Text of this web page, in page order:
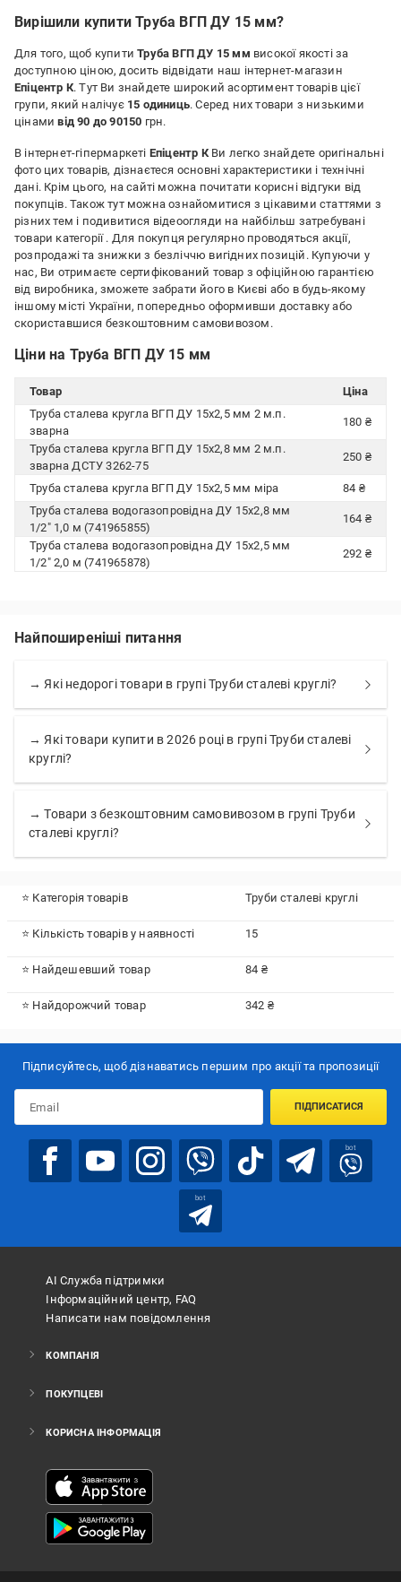
Вирішили купити Труба ВГП ДУ 15 мм?
Для того, щоб купитиТруба ВГП ДУ 15 мм високої якості за
доступною ціною, досить відвідати наш інтернет-магазин
Епіцентр К. Тут Ви знайдете широкий асортимент товарів цієї
групи, який налічує 15 одиниць. Серед них товари з низькими
цінамивід 90 до 90150 грн.
В інтернет-гіпермаркеті Епіцентр КВи легко знайдете оригінальні
фото цих товарів, дізнаєтеся основні характеристики і технічні
дані. Крім цього, на сайті можна почитати корисні відгуки від
покупців. Також тут можна ознайомитися з цікавими статтями з
різних тем і подивитися відеоогляди на найбільш затребувані
товари категорії . Для покупця регулярно проводяться акції,
розпродажі та знижки з безліччю вигідних позицій. Купуючи у
нас, Ви отримаєте сертифікований товар з офіційною гарантією
від виробника, зможете забрати його в Києві або в будь-якому
іншому місті України, попередньо оформивши доставку або
скориставшися безкоштовним самовивозом.
Ціни на Труба ВГП ДУ 15 мм
Товар
Ціна
Труба сталева кругла ВГП ДУ 15x2,5 мм 2 м.п.
зварна
180 ₴
Труба сталева кругла ВГП ДУ 15x2,8 мм 2 м.п.
зварна ДСТУ 3262-75
250 ₴
Труба сталева кругла ВГП ДУ 15x2,5 мм міра
84 ₴
Труба сталева водогазопровідна ДУ 15х2,8 мм
1/2" 1,0 м (741965855)
164 ₴
Труба сталева водогазопровідна ДУ 15х2,5 мм
1/2" 2,0 м (741965878)
292 ₴
Найпоширеніші питання
→ Які недорогі товари в групі Труби сталеві круглі?
→ Які товари купити в 2026 році в групі Труби сталеві
круглі?
→ Товари з безкоштовним самовивозом в групі Труби
сталеві круглі?
⭐ Категорія товарів Труби сталеві круглі
⭐ Кількість товарів у наявності 15
⭐ Найдешевший товар 84 ₴
⭐ Найдорожчий товар 342 ₴
Підписуйтесь, щоб дізнаватись першим про акції та пропозиції
ПІДПИСАТИСЯ
bot
bot
АІ Служба підтримки
Інформаційний центр, FAQ
Написати нам повідомлення
КОМПАНІЯ
ПОКУПЦЕВІ
КОРИСНА ІНФОРМАЦІЯ